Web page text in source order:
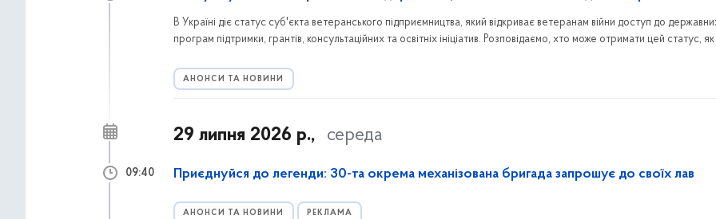
В Україні діє статус суб'єкта ветеранського підприємництва, який відкриває ветеранам війни доступ до
програм підтримки, грантів, консультаційних та освітніх ініціатив. Розповідаємо, хто може отримати цей статус,
АНОНСИ ТА НОВИНИ
29 липня 2026 р., середа
Приєднуйся до легенди: 30-та окрема механізована бригада запрошує до своїх лав
АНОНСИ ТА НОВИНИ РЕКЛАМА
09:40